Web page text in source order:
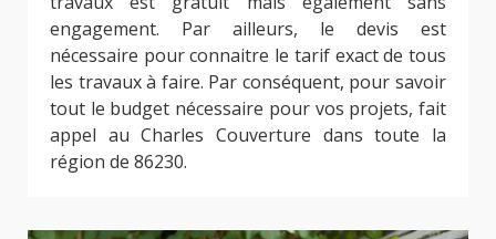
engagement. Par ailleurs, le devis est
nécessaire pour connaitre le tarif exact de tous
les travaux à faire. Par conséquent, pour savoir
tout le budget nécessaire pour vos projets, fait
appel au Charles Couverture dans toute la
région de 86230.